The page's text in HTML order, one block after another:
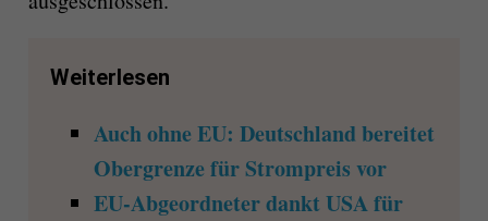
Weiterlesen
Auch ohne EU: Deutschland bereitet
Obergrenze für Strompreis vor
EU-Abgeordneter dankt USA für